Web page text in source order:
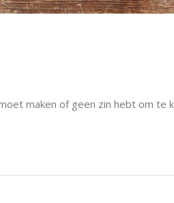
maken of geen zin hebt om te